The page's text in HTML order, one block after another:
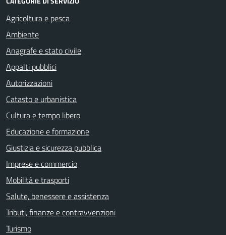
Agricoltura e pesca
Ambiente
Anagrafe e stato civile
Appalti pubblici
Autorizzazioni
Catasto e urbanistica
Cultura e tempo libero
Educazione e formazione
Giustizia e sicurezza pubblica
Imprese e commercio
Mobilità e trasporti
Salute, benessere e assistenza
Tributi, finanze e contravvenzioni
Turismo